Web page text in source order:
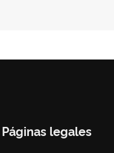
Páginas legales